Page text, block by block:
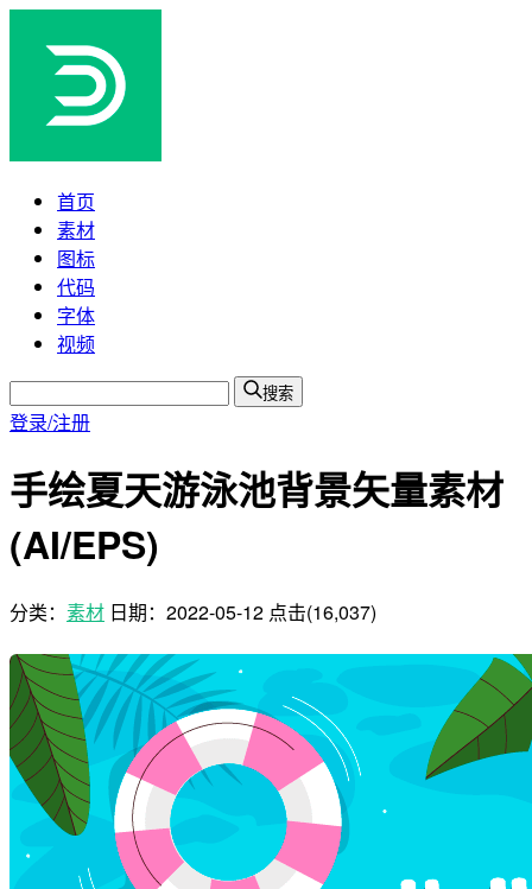
首页
素材
图标
代码
字体
视频
搜索
登录/注册
手绘夏天游泳池背景矢量素材
(AI/EPS)
分类： 素材 日期： 2022-05-12 点击(16,037)